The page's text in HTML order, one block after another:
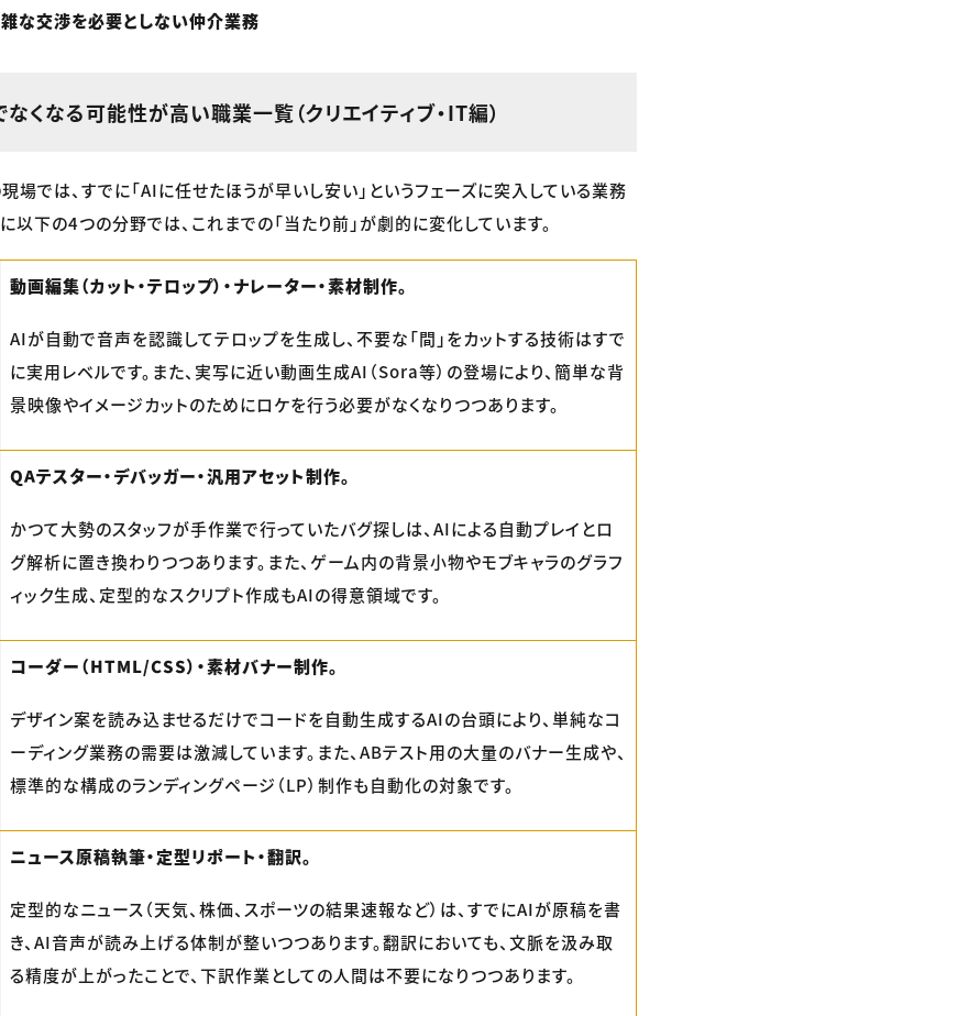
な交渉を必要としない仲介業務
なくなる可能性が高い職業一覧（クリエイティブ・IT編）
場では、すでに「AIに任せたほうが早いし安い」というフェーズに突入している業務
以下の4つの分野では、これまでの「当たり前」が劇的に変化しています。
動画編集（カット・テロップ）・ナレーター・素材制作。
AIが自動で音声を認識してテロップを生成し、不要な「間」をカットする技術はすで
に実用レベルです。また、実写に近い動画生成AI（Sora等）の登場により、簡単な背
景映像やイメージカットのためにロケを行う必要がなくなりつつあります。
QAテスター・デバッガー・汎用アセット制作。
かつて大勢のスタッフが手作業で行っていたバグ探しは、AIによる自動プレイとロ
グ解析に置き換わりつつあります。また、ゲーム内の背景小物やモブキャラのグラフ
ィック生成、定型的なスクリプト作成もAIの得意領域です。
コーダー（HTML/CSS）・素材バナー制作。
デザイン案を読み込ませるだけでコードを自動生成するAIの台頭により、単純なコ
ーディング業務の需要は激減しています。また、ABテスト用の大量のバナー生成や、
標準的な構成のランディングページ（LP）制作も自動化の対象です。
ニュース原稿執筆・定型リポート・翻訳。
定型的なニュース（天気、株価、スポーツの結果速報など）は、すでにAIが原稿を書
き、AI音声が読み上げる体制が整いつつあります。翻訳においても、文脈を汲み取
る精度が上がったことで、下訳作業としての人間は不要になりつつあります。